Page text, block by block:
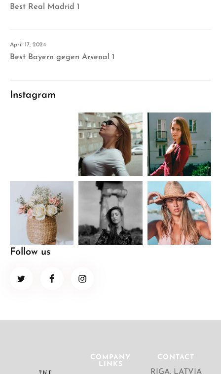
Best Real Madrid 1
April 17, 2024
Best Bayern gegen Arsenal 1
Instagram
Follow us
COMPANY
LINKS
CONTACT
RIGA, LATVIA